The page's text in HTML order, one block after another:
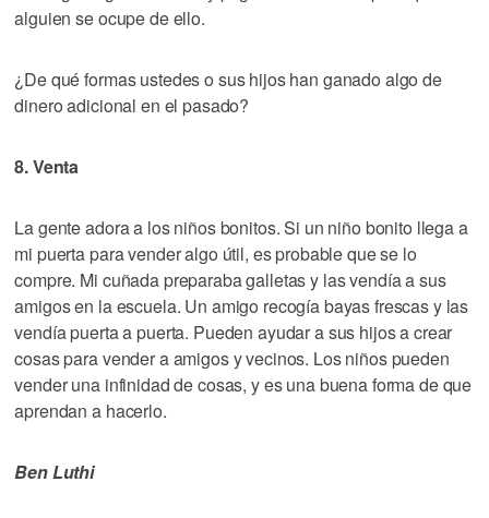
alguien se ocupe de ello.
¿De qué formas ustedes o sus hijos han ganado algo de
dinero adicional en el pasado?
8. Venta
La gente adora a los niños bonitos. Si un niño bonito llega a
mi puerta para vender algo útil, es probable que se lo
compre. Mi cuñada preparaba galletas y las vendía a sus
amigos en la escuela. Un amigo recogía bayas frescas y las
vendía puerta a puerta. Pueden ayudar a sus hijos a crear
cosas para vender a amigos y vecinos. Los niños pueden
vender una infinidad de cosas, y es una buena forma de que
aprendan a hacerlo.
Ben Luthi